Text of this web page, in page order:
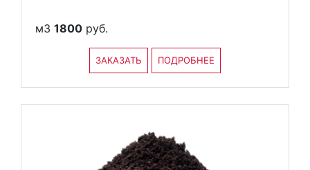
м3 1800 руб.
ЗАКАЗАТЬ ПОДРОБНЕЕ